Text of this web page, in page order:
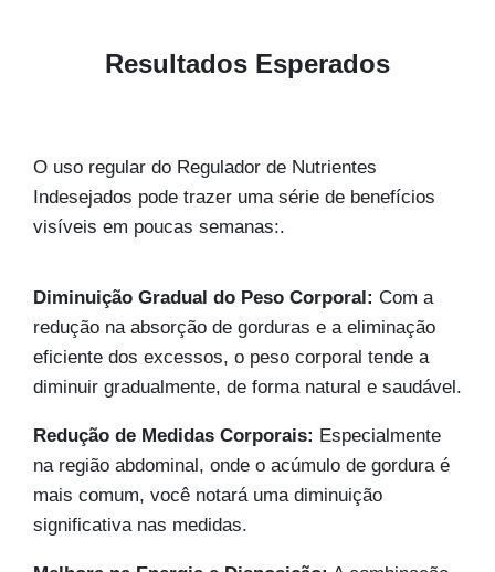
Resultados Esperados
O uso regular do Regulador de Nutrientes
Indesejados pode trazer uma série de benefícios
visíveis em poucas semanas:.
Diminuição Gradual do Peso Corporal: Com a
redução na absorção de gorduras e a eliminação
eficiente dos excessos, o peso corporal tende a
diminuir gradualmente, de forma natural e saudável.
Redução de Medidas Corporais: Especialmente
na região abdominal, onde o acúmulo de gordura é
mais comum, você notará uma diminuição
significativa nas medidas.